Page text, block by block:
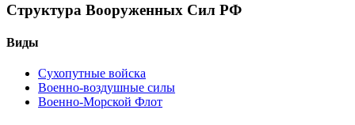
Структура Вооруженных Сил РФ
Виды
Сухопутные войска
Военно-воздушные силы
Военно-Морской Флот